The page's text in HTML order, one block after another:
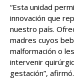
“Esta unidad
innovación que
nuestro país.
madres cuyos
malformación o
intervenir
gestación”, afirmó.